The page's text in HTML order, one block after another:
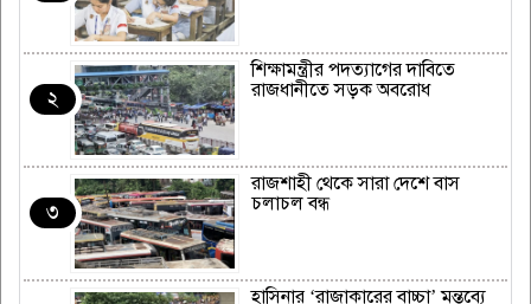
২
শিক্ষামন্ত্রীর পদত্যাগের দাবিতে
রাজধানীতে সড়ক অবরোধ
৩
রাজশাহী থেকে সারা দেশে বাস
চলাচল বন্ধ
হাসিনার ‘রাজাকারের বাচ্চা’ মন্তব্যে